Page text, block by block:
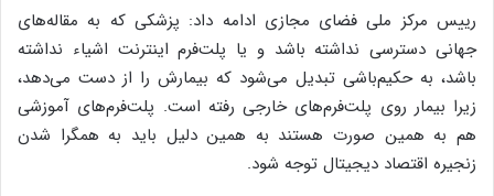
رییس مرکز ملی فضای مجازی ادامه داد: پزشکی که به مقاله‌های
جهانی دسترسی نداشته باشد و یا پلت‌فرم اینترنت اشیاء نداشته
باشد، به حکیم‌باشی تبدیل می‌شود که بیمارش را از دست می‌دهد،
زیرا بیمار روی پلت‌فرم‌های خارجی رفته است. پلت‌فرم‌های آموزشی
هم به همین صورت هستند به همین دلیل باید به همگرا شدن
زنجیره اقتصاد دیجیتال توجه شود.